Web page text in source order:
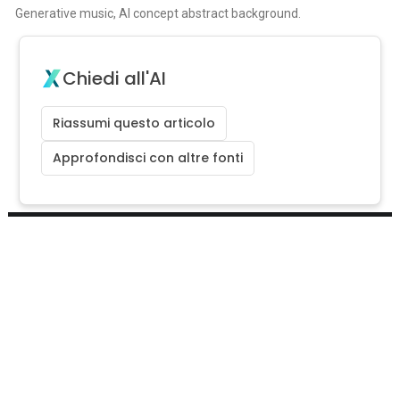
Generative music, AI concept abstract background.
Chiedi all'AI
Riassumi questo articolo
Approfondisci con altre fonti